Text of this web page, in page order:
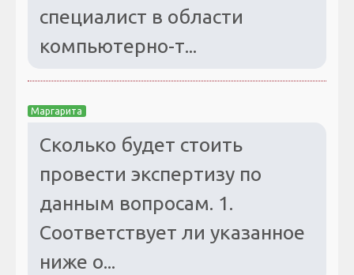
специалист в области
компьютерно-т...
Маргарита
Сколько будет стоить
провести экспертизу по
данным вопросам. 1.
Соответствует ли указанное
ниже о...